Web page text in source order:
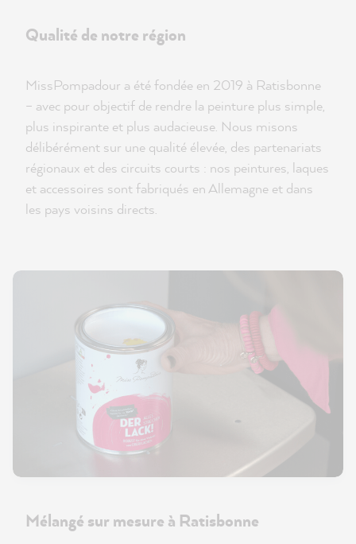
Qualité de notre région
MissPompadour a été fondée en 2019 à Ratisbonne
– avec pour objectif de rendre la peinture plus simple,
plus inspirante et plus audacieuse. Nous misons
délibérément sur une qualité élevée, des partenariats
régionaux et des circuits courts : nos peintures, laques
et accessoires sont fabriqués en Allemagne et dans
les pays voisins directs.
Mélangé sur mesure à Ratisbonne